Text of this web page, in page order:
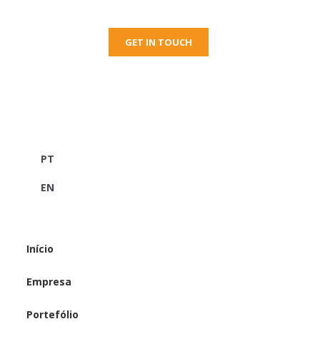
GET IN TOUCH
PT
EN
Início
Empresa
Portefólio